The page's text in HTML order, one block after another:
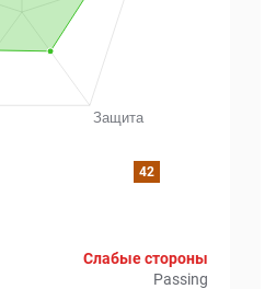
42
Слабые стороны
Passing